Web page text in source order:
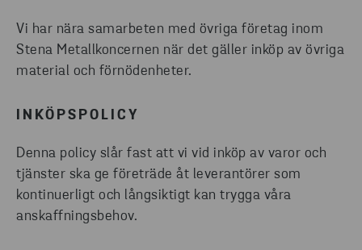
Vi har nära samarbeten med övriga företag inom
Stena Metallkoncernen när det gäller inköp av övriga
material och förnödenheter.
INKÖPSPOLICY
Denna policy slår fast att vi vid inköp av varor och
tjänster ska ge företräde åt leverantörer som
kontinuerligt och långsiktigt kan trygga våra
anskaffningsbehov.